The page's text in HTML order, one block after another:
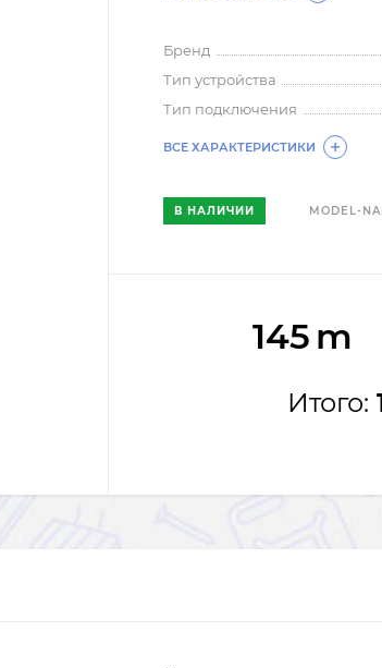
Бренд
Тип устройства
Тип подключения
ВСЕ ХАРАКТЕРИСТИКИ
В НАЛИЧИИ MODEL-
145 m
Итого: